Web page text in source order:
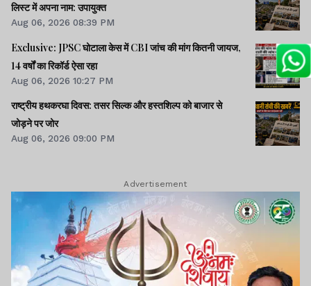
लिस्ट में अपना नाम: उपायुक्त
Aug 06, 2026 08:39 PM
Exclusive: JPSC घोटाला केस में CBI जांच की मांग कितनी जायज,
14 वर्षों का रिकॉर्ड ऐसा रहा
Aug 06, 2026 10:27 PM
राष्ट्रीय हथकरघा दिवस: तसर सिल्क और हस्तशिल्प को बाजार से
जोड़ने पर जोर
Aug 06, 2026 09:00 PM
Advertisement